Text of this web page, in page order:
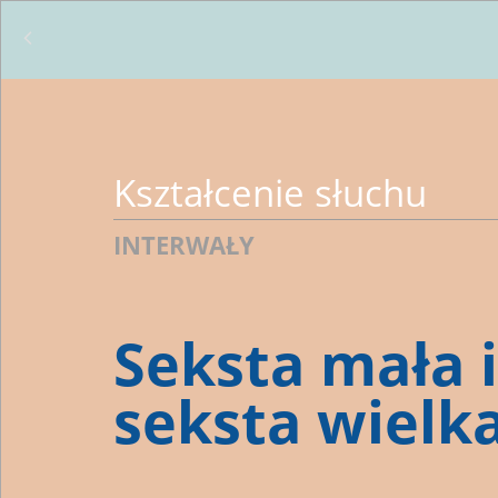
Seksta mała i
seksta
Kształcenie słuchu
INTERWAŁY